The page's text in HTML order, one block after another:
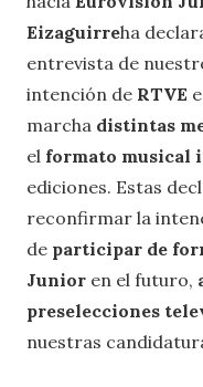
Eizaguirreha
entrevista de
intención de RTVE
marcha distintas
el formato musical
ediciones. Estas
reconfirmar la
de participar de
Junior en el futuro,
preselecciones
nuestras